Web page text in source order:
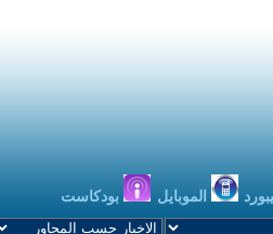
الموبايل بودكاست